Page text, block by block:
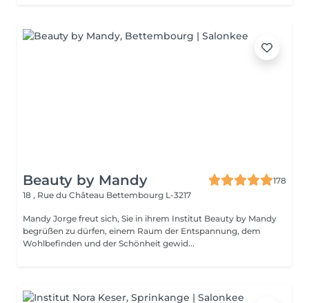
Beauty by Mandy
178
18 , Rue du Château Bettembourg L-3217
Mandy Jorge freut sich, Sie in ihrem Institut Beauty by Mandy
begrüßen zu dürfen, einem Raum der Entspannung, dem
Wohlbefinden und der Schönheit gewid...